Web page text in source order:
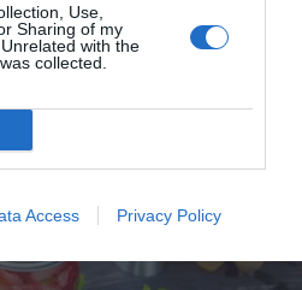
Use,
Sharing of my
with the
collected.
Access Privacy Policy